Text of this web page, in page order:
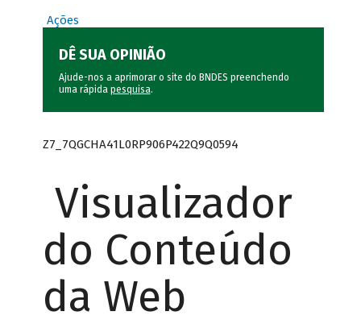
Ações
DÊ SUA OPINIÃO
Ajude-nos a aprimorar o site do BNDES preenchendo
uma rápida pesquisa.
Z7_7QGCHA41L0RP906P422Q9Q0594
Visualizador
do Conteúdo
da Web